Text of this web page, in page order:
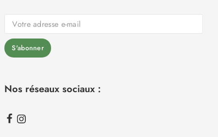
Nos réseaux sociaux :